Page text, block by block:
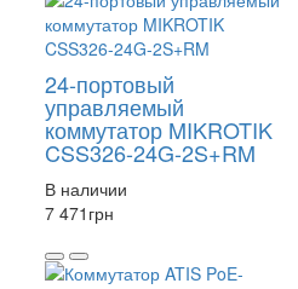
24-портовый
управляемый
коммутатор MIKROTIK
CSS326-24G-2S+RM
В наличии
7 471 грн